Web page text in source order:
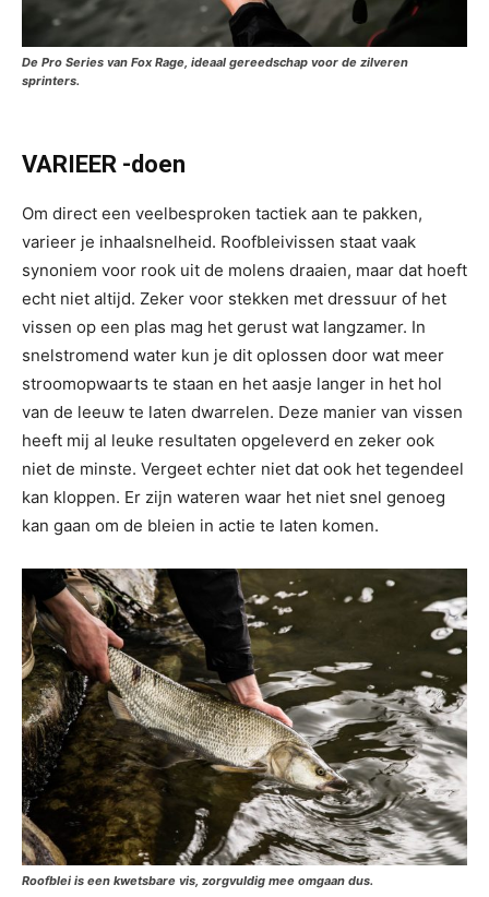
De Pro Series van Fox Rage, ideaal gereedschap voor de zilveren
sprinters.
VARIEER -doen
Om direct een veelbesproken tactiek aan te pakken,
varieer je inhaalsnelheid. Roofbleivissen staat vaak
synoniem voor rook uit de molens draaien, maar dat hoeft
echt niet altijd. Zeker voor stekken met dressuur of het
vissen op een plas mag het gerust wat langzamer. In
snelstromend water kun je dit oplossen door wat meer
stroomopwaarts te staan en het aasje langer in het hol
van de leeuw te laten dwarrelen. Deze manier van vissen
heeft mij al leuke resultaten opgeleverd en zeker ook
niet de minste. Vergeet echter niet dat ook het tegendeel
kan kloppen. Er zijn wateren waar het niet snel genoeg
kan gaan om de bleien in actie te laten komen.
Roofblei is een kwetsbare vis, zorgvuldig mee omgaan dus.